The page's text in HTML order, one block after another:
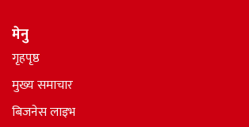
मेनु
गृहपृष्ठ
मुख्य समाचार
बिजनेस लाइभ